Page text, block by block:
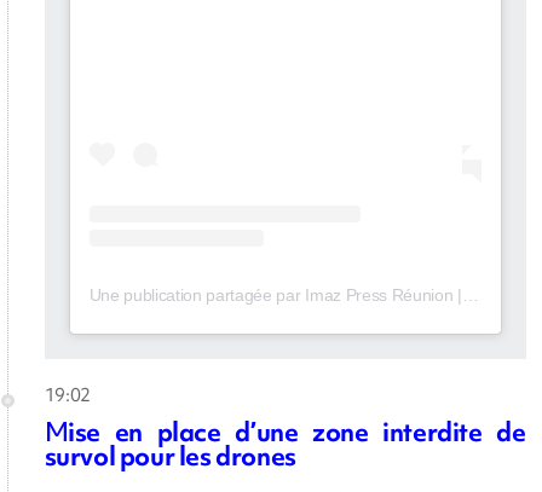
19:02
Mise en place d’une zone interdite de
survol pour les drones